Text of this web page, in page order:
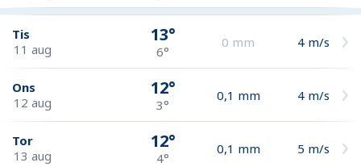
Tis
11 aug
13°
6°
0 mm 4 m/s
Ons
12 aug
12°
3°
0,1 mm 4 m/s
Tor
13 aug
12°
4°
0,1 mm 5 m/s